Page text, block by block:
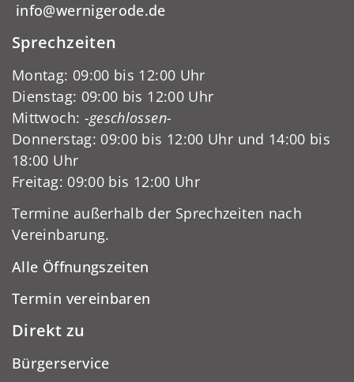
info@wernigerode.de
Sprechzeiten
Montag: 09:00 bis 12:00 Uhr
Dienstag: 09:00 bis 12:00 Uhr
Mittwoch: -geschlossen-
Donnerstag: 09:00 bis 12:00 Uhr und 14:00 bis
18:00 Uhr
Freitag: 09:00 bis 12:00 Uhr
Termine außerhalb der Sprechzeiten nach
Vereinbarung.
Alle Öffnungszeiten
Termin vereinbaren
Direkt zu
Bürgerservice